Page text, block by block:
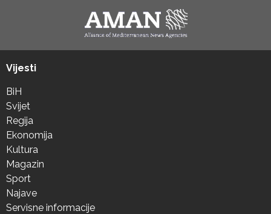
Vijesti
BiH
Svijet
Regija
Ekonomija
Kultura
Magazin
Sport
Najave
Servisne informacije